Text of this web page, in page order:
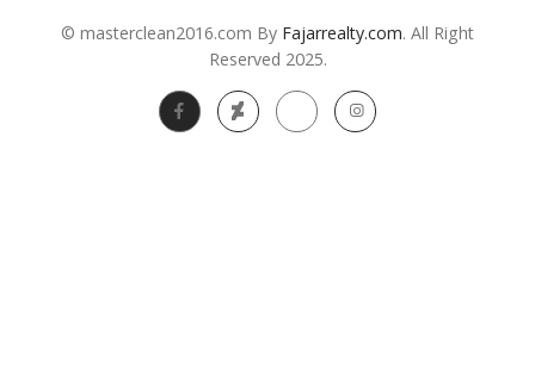
© masterclean2016.com By Fajarrealty.com. All Right
Reserved 2025.